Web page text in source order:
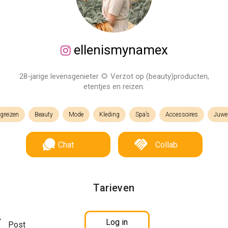
ellenismynamex
28-jarige levensgenieter 🌻 Verzot op (beauty)producten,
etentjes en reizen.
Beauty Mode Kleding Spa’s Accessoires
Chat Collab
Tarieven
Post Log in